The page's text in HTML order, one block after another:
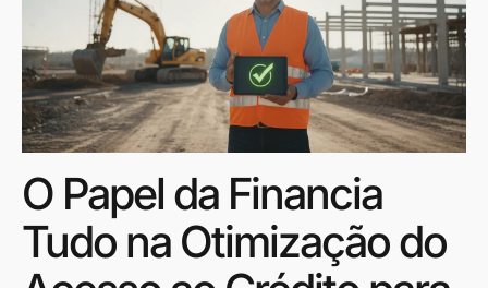
O Papel da Financia
Tudo na Otimização do